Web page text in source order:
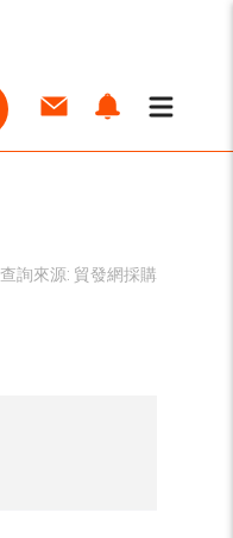
查詢來源: 貿發網採購